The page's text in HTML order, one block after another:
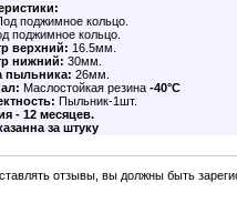
поджимное кольцо.
поджимное кольцо.
верхний: 16.5мм.
нижний: 30мм.
пыльника: 26мм.
Маслостойкая резина -40°C
Пыльник-1шт.
- 12 месяцев.
за штуку
отзывы, вы должны быть